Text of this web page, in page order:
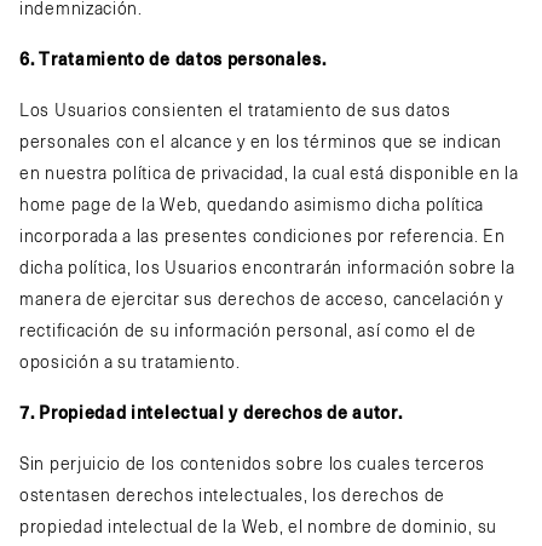
indemnización.
6. Tratamiento de datos personales.
Los Usuarios consienten el tratamiento de sus datos
personales con el alcance y en los términos que se indican
en nuestra política de privacidad, la cual está disponible en la
home page de la Web, quedando asimismo dicha política
incorporada a las presentes condiciones por referencia. En
dicha política, los Usuarios encontrarán información sobre la
manera de ejercitar sus derechos de acceso, cancelación y
rectificación de su información personal, así como el de
oposición a su tratamiento.
7. Propiedad intelectual y derechos de autor.
Sin perjuicio de los contenidos sobre los cuales terceros
ostentasen derechos intelectuales, los derechos de
propiedad intelectual de la Web, el nombre de dominio, su